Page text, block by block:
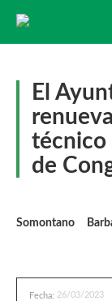
El
técnico
de
Somontano
Fecha: 26/03/2023